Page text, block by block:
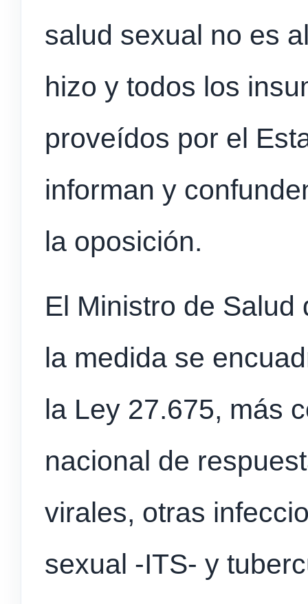
salud sexual no es
hizo y todos los
proveídos por el
informan y
la oposición.
El Ministro de
la medida se
la Ley 27.675, más
nacional de
virales, otras
sexual -ITS- y